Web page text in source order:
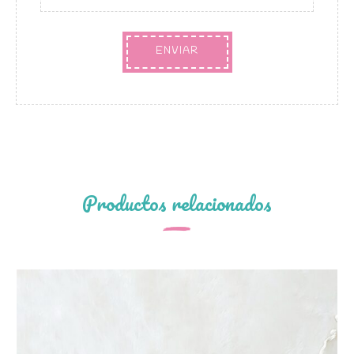
Productos relacionados